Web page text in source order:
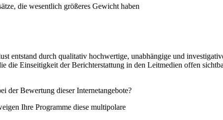
die wesentlich größeres Gewicht haben
durch qualitativ hochwertige, unabhängige und
die Einseitigkeit der Berichterstattung in den Leitmedien offen
der Bewertung dieser Internetangebote?
Ihre Programme diese multipolare